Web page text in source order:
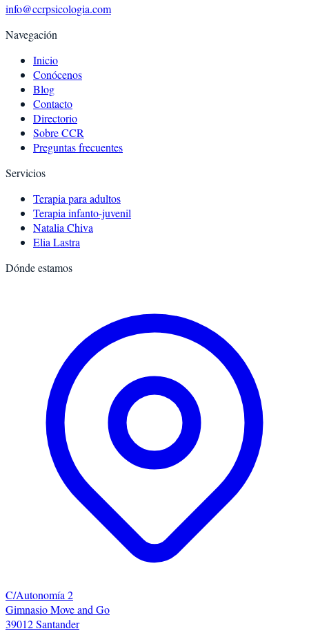
info@ccrpsicologia.com
Navegación
Inicio
Conócenos
Blog
Contacto
Directorio
Sobre CCR
Preguntas frecuentes
Servicios
Terapia para adultos
Terapia infanto-juvenil
Natalia Chiva
Elia Lastra
Dónde estamos
C/Autonomía 2
Gimnasio Move and Go
39012 Santander